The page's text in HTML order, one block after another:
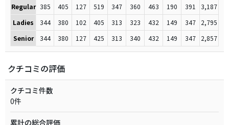
Regular 385 405 127 519 347 360 463 190 391
3,187
Ladies
344 380 102 405 313 323 432 149 347
2,795
Senior
344 380 127 425 313 340 432 149 347 2,857
クチコミの評価
クチコミ件数
0件
累計の総合評価